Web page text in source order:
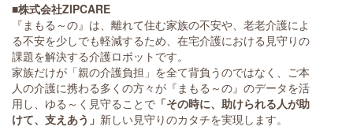
■株式会社ZIPCARE
『まもる～の』は、離れて住む家族の不安や、老老介護によ
る不安を少しでも軽減するため、在宅介護における見守りの
課題を解決する介護ロボットです。
家族だけが「親の介護負担」を全て背負うのではなく、ご本
人の介護に携わる多くの方々が『まもる～の』のデータを活
用し、ゆる～く見守ることで 「その時に、助けられる人が助
けて、支えあう」 新しい見守りのカタチを実現します。